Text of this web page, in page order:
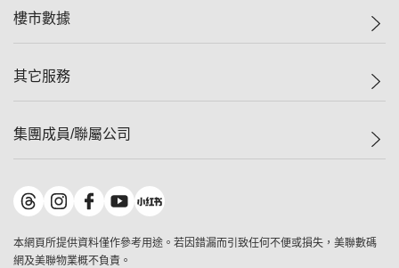
減價
美聯豪宅
獨家樓盤
租盤
自助放盤
查詢熱線
按揭計算機
負擔能力計算機
轉按計算機
繳款方式
樓市數據
樓價指數
歷史成交
屋苑成交排行榜
地區百科
其它服務
屋苑專頁
美聯精英會
美善會
集團成員/聯屬公司
美聯物業
鋑聯控股*
美聯工商舖*
美聯中國
本網頁所提供資料僅作參考用途。若因錯漏而引致任何不便或損失，美聯數碼
網及美聯物業概不負責。